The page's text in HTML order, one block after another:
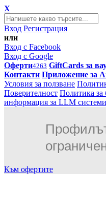
X
Вход Регистрация
или
Вход с Facebook
Вход с Google
Оферти4263 GiftCards за
Контакти Приложение за
Условия за ползване
Поверителност Политика за
информация за LLM системи
Към офертите